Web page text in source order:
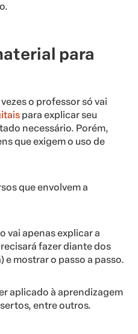
para
o professor só vai
para explicar seu
necessário. Porém,
que exigem o uso de
que envolvem a
vai apenas explicar a
fazer diante dos
e mostrar o passo a passo.
aplicado à aprendizagem
entre outros.